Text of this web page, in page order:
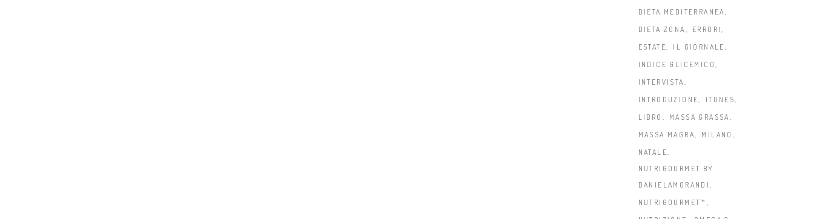
DIETA MEDITERRANEA
DIETA ZONA
ERRORI
ESTATE
IL GIORNALE
INDICE GLICEMICO
INTERVISTA
INTRODUZIONE
ITUNES
LIBRO
MASSA GRASSA
MASSA MAGRA
MILANO
NATALE
NUTRIGOURMET BY
DANIELAMORANDI
NUTRIGOURMET™